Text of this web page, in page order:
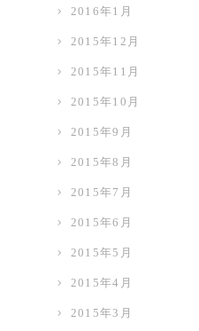
2016年1月
2015年12月
2015年11月
2015年10月
2015年9月
2015年8月
2015年7月
2015年6月
2015年5月
2015年4月
2015年3月